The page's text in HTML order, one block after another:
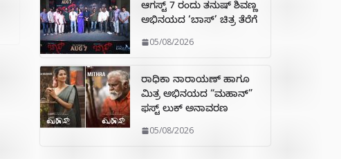
ಆಗಸ್ಟ್ 7 ರಂದು ತನುಷ್ ಶಿವಣ್ಣ
ಅಭಿನಯದ ‘ಬಾಸ್’ ಚಿತ್ರ ತೆರೆಗೆ
05/08/2026
ರಾಧಿಕಾ ನಾರಾಯಣ್ ಹಾಗೂ
ಮಿತ್ರ ಅಭಿನಯದ “ಮಹಾನ್”
ಫಸ್ಟ್ ಲುಕ್ ಅನಾವರಣ
05/08/2026